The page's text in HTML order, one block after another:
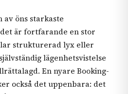
av öns starkaste
är fortfarande en stor
strukturerad lyx eller
lägenhetsvistelse
En nyare Booking-
också det uppenbara: det